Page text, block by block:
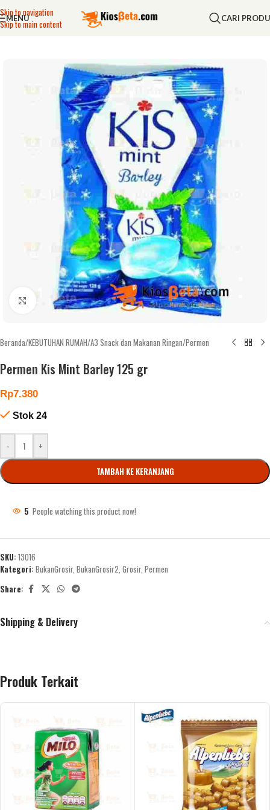
Skip to navigation
Skip to main content
MENU CARI
Click to enlarge
Beranda/KEBUTUHAN RUMAH/A3 Snack dan Makanan Ringan/Permen
Permen Kis Mint Barley 125 gr
Rp7.380
Stok 24
- +
TAMBAH KE KERANJANG
5 People watching this product now!
SKU: 13016
Kategori: BukanGrosir, BukanGrosir2, Grosir, Permen
Share:
Shipping & Delivery
Produk Terkait